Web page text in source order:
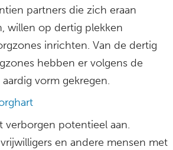
partners die zich eraan
willen op dertig plekken
inrichten. Van de dertig
hebben er volgens de
vorm gekregen.
verborgen potentieel aan.
en andere mensen met